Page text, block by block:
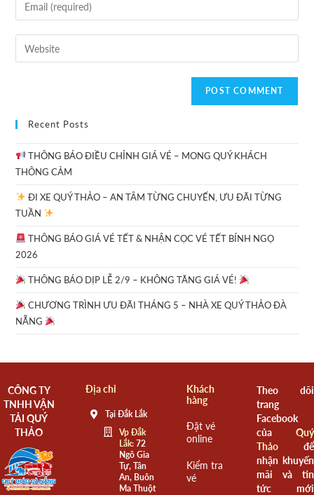
Recent Posts
THÔNG BÁO ĐIỀU CHỈNH GIÁ VÉ – MONG QUÝ KHÁCH
THÔNG CẢM
ĐI XE QUÝ THẢO – AN TÂM TỪNG CHUYẾN, ƯU ĐÃI TỪNG
TUẦN
THÔNG BÁO GIÁ VÉ TẾT & NHẬN CỌC VÉ TẾT BÍNH NGỌ
2026
THÔNG BÁO DỊP LỄ 2/9 – KHÔNG TĂNG GIÁ VÉ!
CHƯƠNG TRÌNH ƯU ĐÃI THÁNG 5 – NHÀ XE QUÝ THẢO ĐÀ
NẴNG
CÔNG TY
TNHH VẬN
TẢI QUÝ
THẢO
Địa chỉ
Tại Đắk Lắk
Vp Đắk
Lắk:72
Ngô Gia
Tự, Tân
An, Buôn
Ma Thuột
Khách
hàng
Đặt vé
online
Kiểm tra
vé
Theo dõi
trang
Facebook
của Quý
Thảođể
nhận khuyến
mãi và tin
tức mới